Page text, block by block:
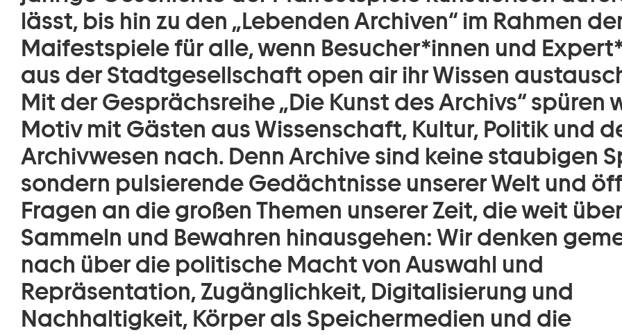
lässt, bis hin zu den „Lebenden Archiven“ im Rahmen
Maifestspiele für alle, wenn Besucher*innen und
aus der Stadtgesellschaft open air ihr Wissen
Mit der Gesprächsreihe „Die Kunst des Archivs“ spüren
Motiv mit Gästen aus Wissenschaft, Kultur, Politik und
Archivwesen nach. Denn Archive sind keine staubigen
sondern pulsierende Gedächtnisse unserer Welt und
Fragen an die großen Themen unserer Zeit, die weit über
Sammeln und Bewahren hinausgehen: Wir denken
nach über die politische Macht von Auswahl und
Repräsentation, Zugänglichkeit, Digitalisierung und
Nachhaltigkeit, Körper als Speichermedien und die